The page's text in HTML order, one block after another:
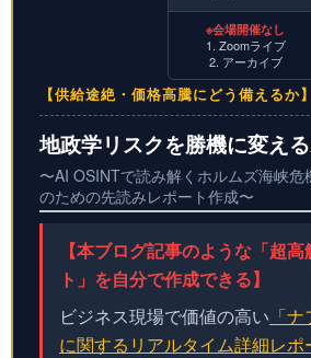
※会場開催なし
1. Zoomライブ
2. アーカイブ
【供給途絶・価格高騰にどう備えるか】
地政学リスクを勝機に変え
〜AI OSINTで読み解くホルムズ海峡危
のための先読みレポート作成〜
【本ブログ記事のような「超
ト」を自分で作成できる】
ビジネス現場で価値の高い 「
に関するリアルタイム詳細レポ